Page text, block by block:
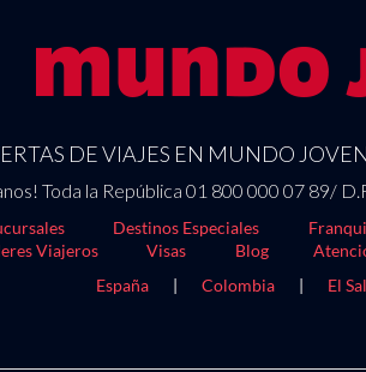
DE VIAJES EN MUNDO
Toda la República 01 800 000 07 89/
Destinos Especiales
Viajeros
Visas Blog
España
| Colombia | El